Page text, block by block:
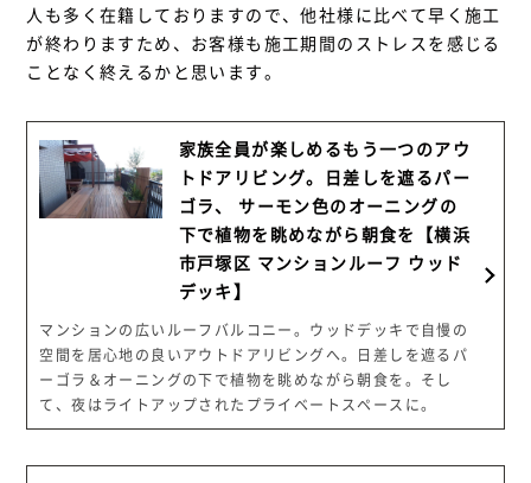
人も多く在籍しておりますので、他社様に比べて早く施工
が終わりますため、お客様も施工期間のストレスを感じる
ことなく終えるかと思います。
家族全員が楽しめるもう一つのアウ
トドアリビング。日差しを遮るパー
ゴラ、 サーモン色のオーニングの
下で植物を眺めながら朝食を【横浜
市戸塚区 マンションルーフ ウッド
デッキ】
マンションの広いルーフバルコニー。ウッドデッキで自慢の
空間を居心地の良いアウトドアリビングへ。日差しを遮るパ
ーゴラ＆オーニングの下で植物を眺めながら朝食を。そし
て、夜はライトアップされたプライベートスペースに。